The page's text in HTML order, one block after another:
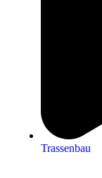
Trassenbau